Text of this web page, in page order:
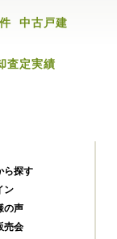
中古戸建
査定実績
ら探す
ン
の声
売会